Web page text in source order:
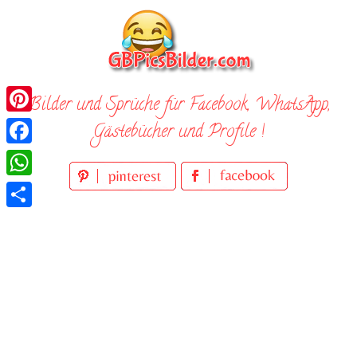
Bilder und Sprüche für Facebook, WhatsApp,
Gästebücher und Profile !
Pinterest
Facebook
WhatsApp